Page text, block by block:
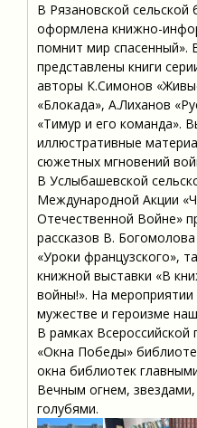
В Рязановской сельской
оформлена книжно-
помнит мир спасенный».
представлены книги
авторы К.Симонов
«Блокада», А.Лиханов
«Тимур и его команда».
иллюстративные
сюжетных мгновений
В Услыбашевской
Международной Акции
Отечественной Войне»
рассказов В.
«Уроки французского»,
книжной выставки «В
войны!». На мероприятии
мужестве и героизме
В рамках Всероссийской
«Окна Победы»
окна библиотек
Вечным огнем,
голубями.